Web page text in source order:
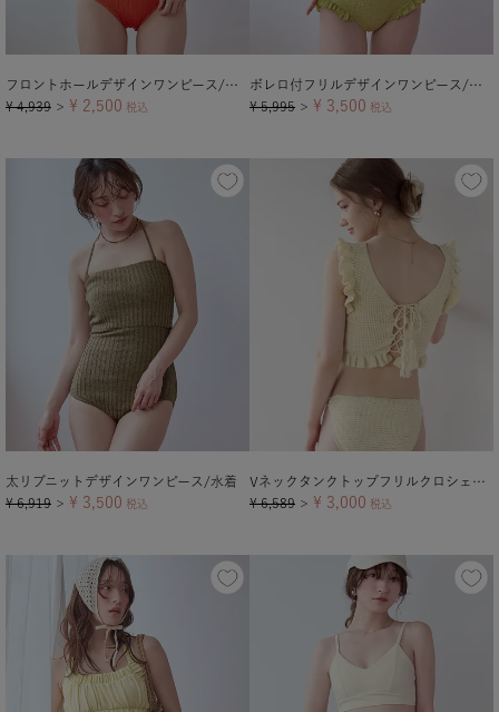
フロントホールデザインワンピース/水着
¥ 4,939 ＞ ¥ 2,500 税込
ボレロ付フリルデザインワンピース/セット水着
¥ 5,995 ＞ ¥ 3,500 税込
太リブニットデザインワンピース/水着
¥ 6,919 ＞ ¥ 3,500 税込
Vネックタンクトップフリルクロシェビキニ/水着
¥ 6,589 ＞ ¥ 3,000 税込